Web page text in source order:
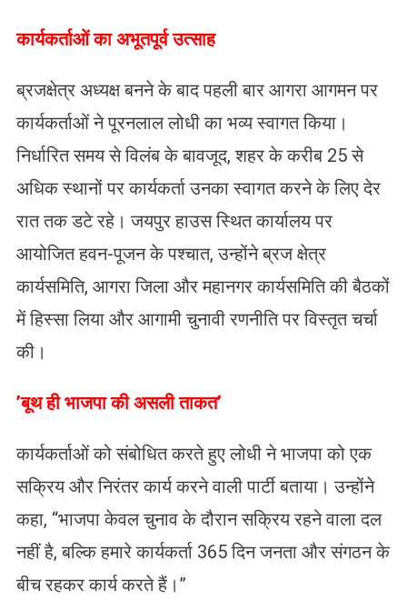
​कार्यकर्ताओं का अभूतपूर्व उत्साह
ब्रजक्षेत्र अध्यक्ष बनने के बाद पहली बार आगरा आगमन पर
कार्यकर्ताओं ने पूरनलाल लोधी का भव्य स्वागत किया।
निर्धारित समय से विलंब के बावजूद, शहर के करीब 25 से
अधिक स्थानों पर कार्यकर्ता उनका स्वागत करने के लिए देर
रात तक डटे रहे। जयपुर हाउस स्थित कार्यालय पर
आयोजित हवन-पूजन के पश्चात, उन्होंने ब्रज क्षेत्र
कार्यसमिति, आगरा जिला और महानगर कार्यसमिति की बैठकों
में हिस्सा लिया और आगामी चुनावी रणनीति पर विस्तृत चर्चा
की।
​’बूथ ही भाजपा की असली ताकत’
कार्यकर्ताओं को संबोधित करते हुए लोधी ने भाजपा को एक
सक्रिय और निरंतर कार्य करने वाली पार्टी बताया। उन्होंने
कहा, “भाजपा केवल चुनाव के दौरान सक्रिय रहने वाला दल
नहीं है, बल्कि हमारे कार्यकर्ता 365 दिन जनता और संगठन के
बीच रहकर कार्य करते हैं।”